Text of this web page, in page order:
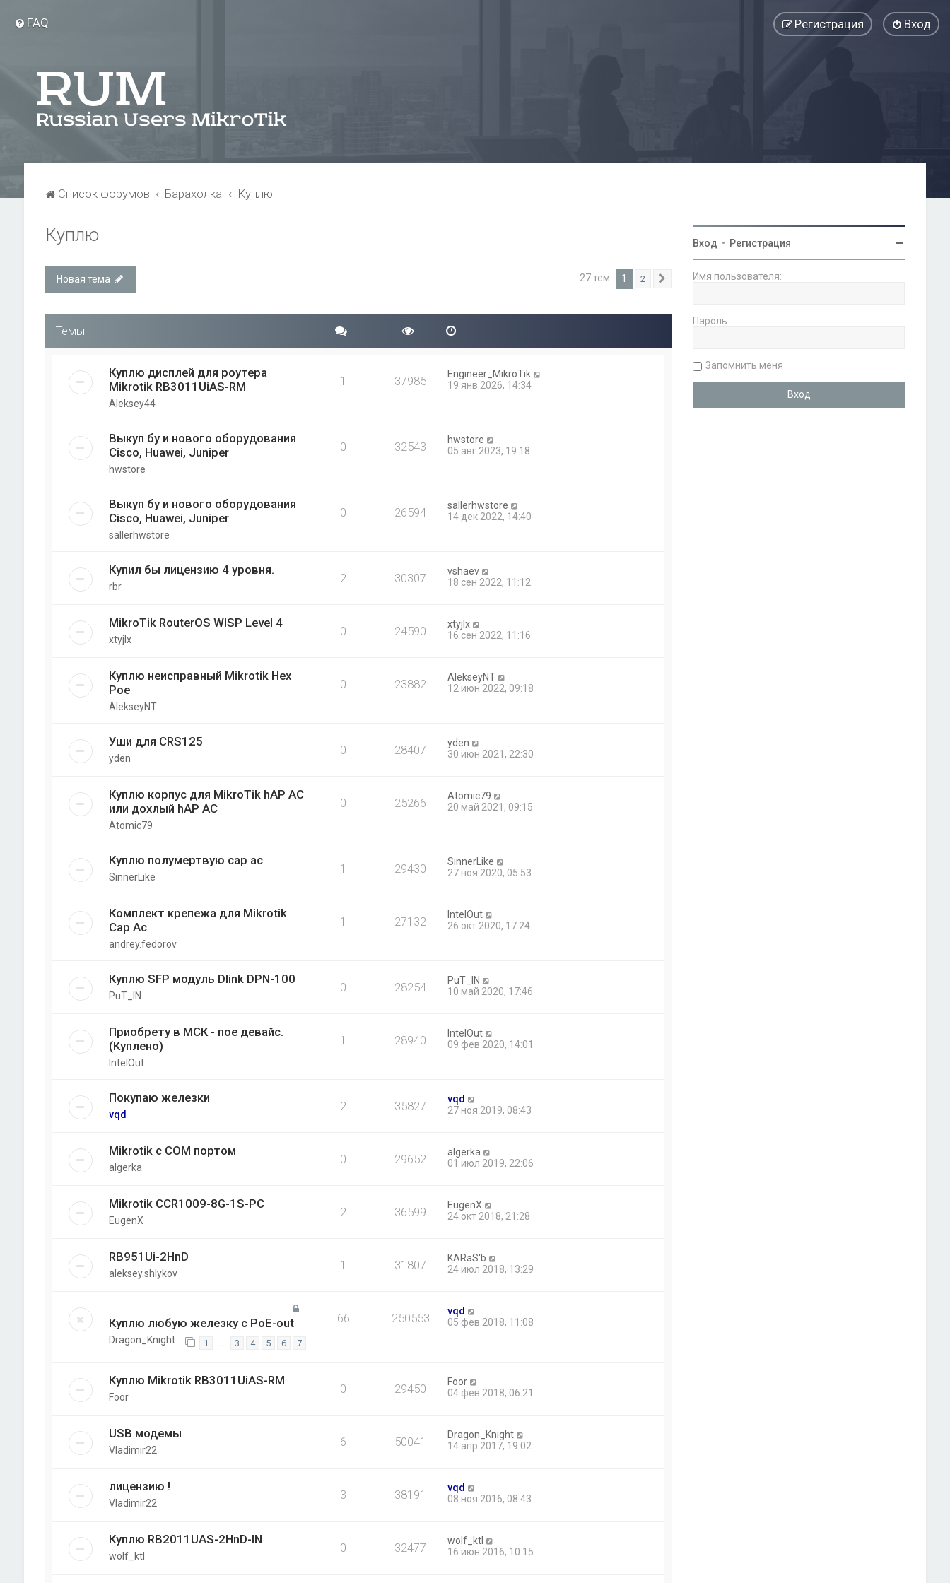
FAQ Вход
Регистрация
Список форумов Барахолка Куплю
Куплю
Новая тема 27 тем 1 2 След.
Темы
Куплю дисплей для роутера
Mikrotik RB3011UiAS-RM
Aleksey44
1 37985
Engineer_MikroTik
19 янв 2026, 14:34
Выкуп бу и нового оборудования
Cisco, Huawei, Juniper
hwstore
0 32543
hwstore
05 авг 2023, 19:18
Выкуп бу и нового оборудования
Cisco, Huawei, Juniper
sallerhwstore
0 26594
sallerhwstore
14 дек 2022, 14:40
Купил бы лицензию 4 уровня.
rbr
2 30307
vshaev
18 сен 2022, 11:12
MikroTik RouterOS WISP Level 4
xtyjlx
0 24590
xtyjlx
16 сен 2022, 11:16
Куплю неисправный Mikrotik Hex
Poe
AlekseyNT
0 23882
AlekseyNT
12 июн 2022, 09:18
Уши для CRS125
yden
0 28407
yden
30 июн 2021, 22:30
Куплю корпус для MikroTik hAP AC
или дохлый hAP AC
Atomic79
0 25266
Atomic79
20 май 2021, 09:15
Куплю полумертвую cap ac
SinnerLike
1 29430
SinnerLike
27 ноя 2020, 05:53
Комплект крепежа для Mikrotik
Cap Ac
andrey.fedorov
1 27132
IntelOut
26 окт 2020, 17:24
Куплю SFP модуль Dlink DPN-100
PuT_IN
0 28254
PuT_IN
10 май 2020, 17:46
Приобрету в МСК - пое девайс.
(Куплено)
IntelOut
1 28940
IntelOut
09 фев 2020, 14:01
Покупаю железки
vqd
2 35827
vqd
27 ноя 2019, 08:43
Mikrotik с COM портом
algerka
0 29652
algerka
01 июл 2019, 22:06
Mikrotik CCR1009-8G-1S-PC
EugenX
2 36599
EugenX
24 окт 2018, 21:28
RB951Ui-2HnD
aleksey.shlykov
1 31807
KARaS'b
24 июл 2018, 13:29
Куплю любую железку с PoE-out
Dragon_Knight 1 … 3 4 5 6 7
66 250553
vqd
05 фев 2018, 11:08
Куплю Mikrotik RB3011UiAS-RM
Foor
0 29450
Foor
04 фев 2018, 06:21
USB модемы
Vladimir22
6 50041
Dragon_Knight
14 апр 2017, 19:02
лицензию !
Vladimir22
3 38191
vqd
08 ноя 2016, 08:43
Куплю RB2011UAS-2HnD-IN
wolf_ktl
0 32477
wolf_ktl
16 июн 2016, 10:15
Вход • Регистрация
Имя пользователя:
Пароль:
Запомнить меня